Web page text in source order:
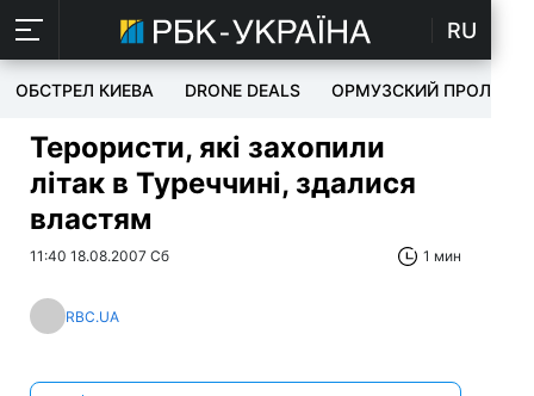
RU
ОБСТРЕЛ КИЕВА DRONE DEALS ОРМУЗСКИЙ ПРОЛИВ
Терористи, які захопили
літак в Туреччині, здалися
властям
11:40 18.08.2007 Сб 1 мин
RBC.UA